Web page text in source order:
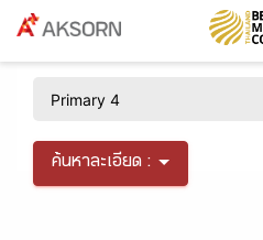
ค้นหาละเอียด :